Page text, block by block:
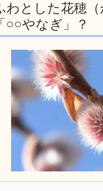
とした花穂（
○○やなぎ」？